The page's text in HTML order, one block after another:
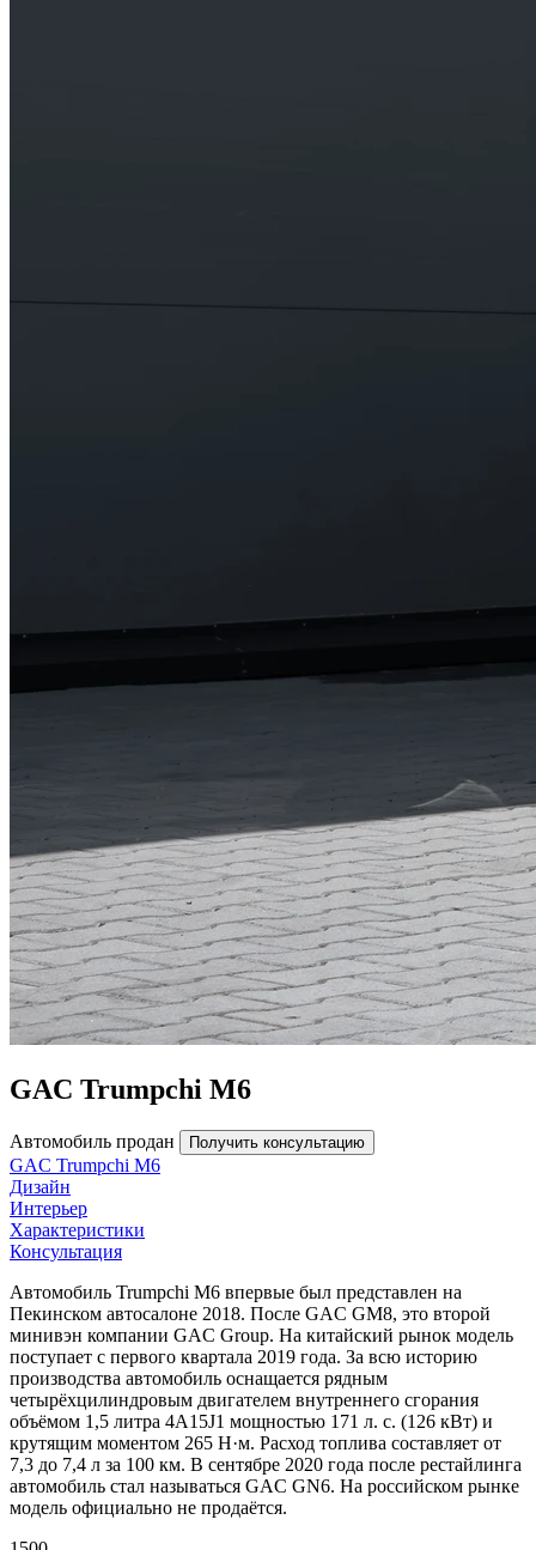
GAC Trumpchi M6
Автомобиль продан Получить консультацию
GAC Trumpchi M6
Дизайн
Интерьер
Характеристики
Консультация
Автомобиль Trumpchi M6 впервые был представлен на
Пекинском автосалоне 2018. После GAC GM8, это второй
минивэн компании GAC Group. На китайский рынок модель
поступает с первого квартала 2019 года. За всю историю
производства автомобиль оснащается рядным
четырёхцилиндровым двигателем внутреннего сгорания
объёмом 1,5 литра 4A15J1 мощностью 171 л. с. (126 кВт) и
крутящим моментом 265 Н·м. Расход топлива составляет от
7,3 до 7,4 л за 100 км. В сентябре 2020 года после рестайлинга
автомобиль стал называться GAC GN6. На российском рынке
модель официально не продаётся.